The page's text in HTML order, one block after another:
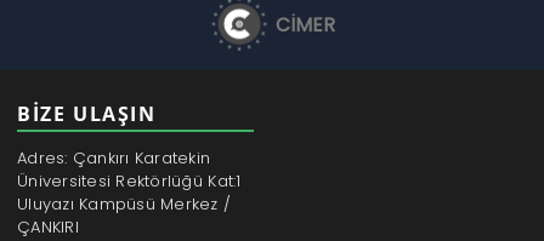
CİMER
BİZE ULAŞIN
Adres: Çankırı Karatekin
Üniversitesi Rektörlüğü Kat:1
Uluyazı Kampüsü Merkez /
ÇANKIRI